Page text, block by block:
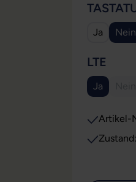
Ja Nein
LTE
Ja
Artikel-